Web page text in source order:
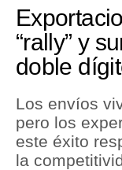
Perú
Política
Finanzas
Inmobiliarias
“rally” y
doble
Los envíos
pero los
este éxito
la